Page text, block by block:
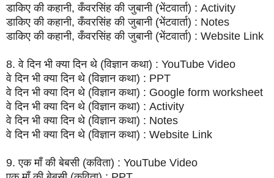
डाकिए की कहानी, कँवरसिंह की जुबानी (भेंटवार्ता) : Activity
डाकिए की कहानी, कँवरसिंह की जुबानी (भेंटवार्ता) : Notes
डाकिए की कहानी, कँवरसिंह की जुबानी (भेंटवार्ता) : Website Link
8. वे दिन भी क्या दिन थे (विज्ञान कथा) : YouTube Video
वे दिन भी क्या दिन थे (विज्ञान कथा) : PPT
वे दिन भी क्या दिन थे (विज्ञान कथा) : Google form worksheet
वे दिन भी क्या दिन थे (विज्ञान कथा) : Activity
वे दिन भी क्या दिन थे (विज्ञान कथा) : Notes
वे दिन भी क्या दिन थे (विज्ञान कथा) : Website Link
9. एक माँ की बेबसी (कविता) : YouTube Video